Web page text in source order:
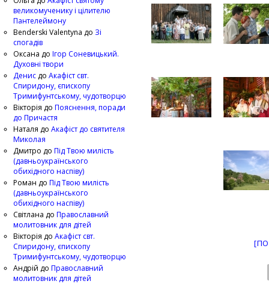
великомученику і цілителю
Пантелеймону
Benderski Valentyna до Зі
спогадів
Оксана до Ігор Соневицький.
Духовні твори
Денис до Акафіст свт.
Спиридону, єпископу
Тримифунтському, чудотворцю
Вікторія до Пояснення, поради
до Причастя
Наталя до Акафіст до святителя
Миколая
Дмитро до Під Твою милість
(давньоукраїнського
обихідного наспіву)
Роман до Під Твою милість
(давньоукраїнського
обихідного наспіву)
Світлана до Православний
молитовник для дітей
Вікторія до Акафіст свт.
Спиридону, єпископу
Тримифунтському, чудотворцю
Андрій до Православний
молитовник для дітей